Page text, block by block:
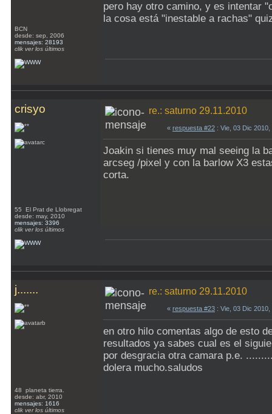
BCN
desde: sep, 2006
mensajes: 28193
clik ver los últimos
pero hay otro camino, y es intentar
la cosa está "inestable a rachas"
crisyo
55 El Prat de Llobregat
desde: may, 2010
mensajes: 3396
clik ver los últimos
re.: saturno 29.11.2010
« respuesta #22 : Vie, 03 Dic
Joakin si tienes muy mal seeing la
arcseg /pixel y con la barlow X3
corta.
j.......
48 planeta tierra.
desde: abr, 2010
mensajes: 1616
clik ver los últimos
re.: saturno 29.11.2010
« respuesta #23 : Vie, 03 Dic
en otro hilo comentas algo de esto
resultados ya sabes cual es el
por desgracia otra camara p.e.
dolera mucho.saludos